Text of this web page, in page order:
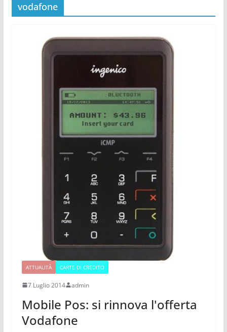
vodafone
ATTUALITÀ CARTE DI CREDITO
7 Luglio 2014 admin
Mobile Pos: si rinnova l'offerta
Vodafone